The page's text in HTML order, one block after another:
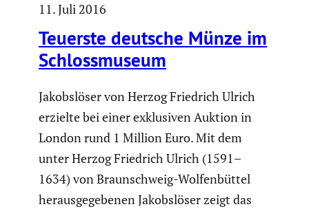
11. Juli 2016
Teuerste deutsche Münze im
Schloss­mu­seum
Jakobs­löser von Herzog Friedrich Ulrich
erzielte bei einer exklu­siven Auktion in
London rund 1 Million Euro. Mit dem
unter Herzog Friedrich Ulrich (1591–
1634) von Braun­schweig-Wolfen­büttel
heraus­ge­ge­benen Jakobs­löser zeigt das